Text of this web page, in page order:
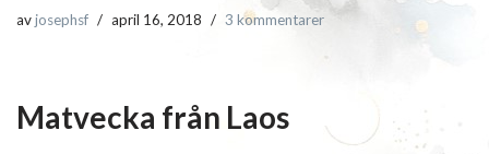
avjosephsf april 16, 2018 3 kommentarer
Matvecka från Laos